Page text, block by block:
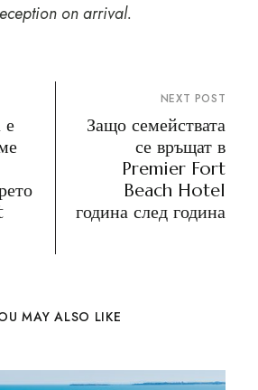
on arrival.
е
NEXT POST
Защо семействата
се връщат в
Premier Fort
Beach Hotel
година след година
MAY ALSO LIKE